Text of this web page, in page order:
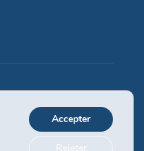
Accepter